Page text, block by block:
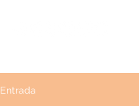
Entrada